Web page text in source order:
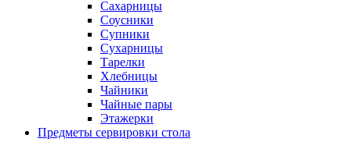
Сахарницы
Соусники
Супники
Сухарницы
Тарелки
Хлебницы
Чайники
Чайные пары
Этажерки
Предметы сервировки стола